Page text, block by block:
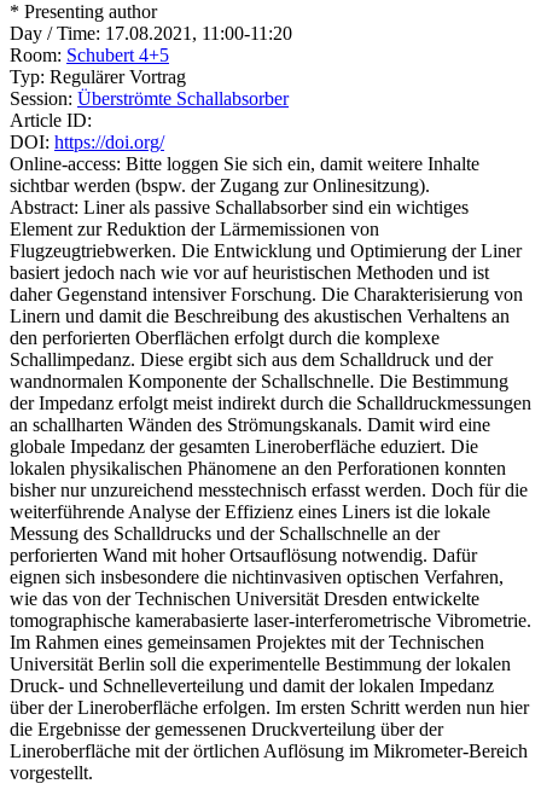
* Presenting author
Day / Time: 17.08.2021, 11:00-11:20
Room: Schubert 4+5
Typ: Regulärer Vortrag
Session: Überströmte Schallabsorber
Article ID:
DOI: https://doi.org/
Online-access: Bitte loggen Sie sich ein, damit weitere Inhalte
sichtbar werden (bspw. der Zugang zur Onlinesitzung).
Abstract: Liner als passive Schallabsorber sind ein wichtiges
Element zur Reduktion der Lärmemissionen von
Flugzeugtriebwerken. Die Entwicklung und Optimierung der Liner
basiert jedoch nach wie vor auf heuristischen Methoden und ist
daher Gegenstand intensiver Forschung. Die Charakterisierung von
Linern und damit die Beschreibung des akustischen Verhaltens an
den perforierten Oberflächen erfolgt durch die komplexe
Schallimpedanz. Diese ergibt sich aus dem Schalldruck und der
wandnormalen Komponente der Schallschnelle. Die Bestimmung
der Impedanz erfolgt meist indirekt durch die Schalldruckmessungen
an schallharten Wänden des Strömungskanals. Damit wird eine
globale Impedanz der gesamten Lineroberfläche eduziert. Die
lokalen physikalischen Phänomene an den Perforationen konnten
bisher nur unzureichend messtechnisch erfasst werden. Doch für die
weiterführende Analyse der Effizienz eines Liners ist die lokale
Messung des Schalldrucks und der Schallschnelle an der
perforierten Wand mit hoher Ortsauflösung notwendig. Dafür
eignen sich insbesondere die nichtinvasiven optischen Verfahren,
wie das von der Technischen Universität Dresden entwickelte
tomographische kamerabasierte laser-interferometrische Vibrometrie.
Im Rahmen eines gemeinsamen Projektes mit der Technischen
Universität Berlin soll die experimentelle Bestimmung der lokalen
Druck- und Schnelleverteilung und damit der lokalen Impedanz
über der Lineroberfläche erfolgen. Im ersten Schritt werden nun hier
die Ergebnisse der gemessenen Druckverteilung über der
Lineroberfläche mit der örtlichen Auflösung im Mikrometer-Bereich
vorgestellt.